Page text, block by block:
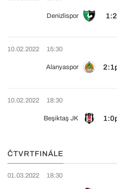
Denizlispor 1:2
10.02.2022 15:30
Alanyaspor
10.02.2022 18:30
Beşiktaş JK
ČTVRTFINÁLE
01.03.2022 18:30